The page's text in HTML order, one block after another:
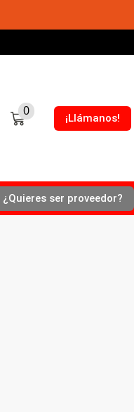
0 ¡Llámanos!
¿Quieres ser proveedor?